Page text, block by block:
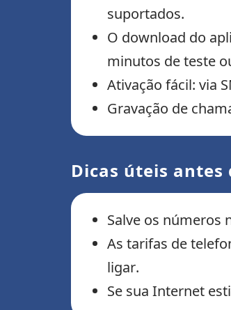
suportados.
O download do
minutos de teste
Ativação fácil: via
Gravação de
Dicas úteis antes
Salve os números
As tarifas de
ligar.
Se sua Internet